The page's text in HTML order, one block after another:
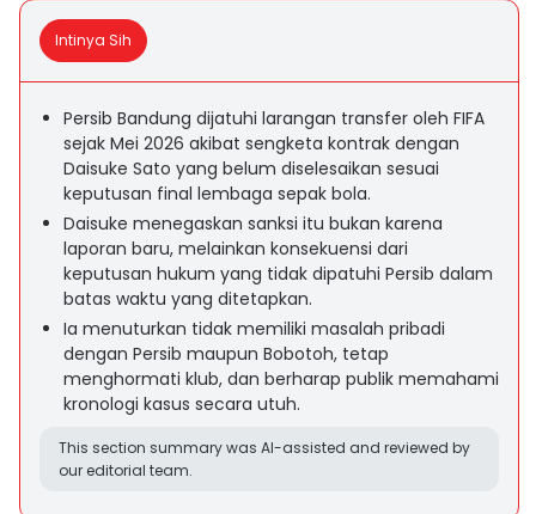
Intinya Sih
Persib Bandung dijatuhi larangan transfer oleh FIFA
sejak Mei 2026 akibat sengketa kontrak dengan
Daisuke Sato yang belum diselesaikan sesuai
keputusan final lembaga sepak bola.
Daisuke menegaskan sanksi itu bukan karena
laporan baru, melainkan konsekuensi dari
keputusan hukum yang tidak dipatuhi Persib dalam
batas waktu yang ditetapkan.
Ia menuturkan tidak memiliki masalah pribadi
dengan Persib maupun Bobotoh, tetap
menghormati klub, dan berharap publik memahami
kronologi kasus secara utuh.
This section summary was AI-assisted and reviewed by
our editorial team.